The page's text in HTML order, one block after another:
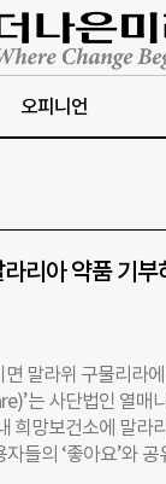
오피니언
라리아 약품 기
면 말라위 구물리라
는 사단법인 열매
희망보건소에 말라
들의 ‘좋아요’와